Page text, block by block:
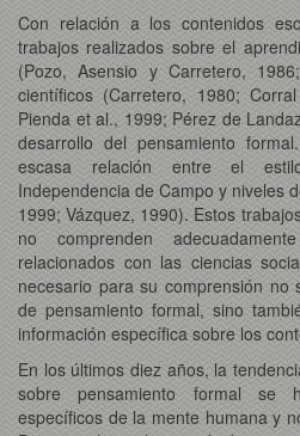
Con relación a los contenidos
trabajos realizados sobre el
(Pozo, Asensio y Carretero,
científicos (Carretero, 1980;
Pienda et al., 1999; Pérez de
desarrollo del pensamiento
escasa relación entre el
Independencia de Campo y niveles
1999; Vázquez, 1990). Estos
no comprenden
relacionados con las ciencias
necesario para su comprensión no
de pensamiento formal, sino
información específica sobre los
En los últimos diez años, la
sobre pensamiento formal se
específicos de la mente humana y